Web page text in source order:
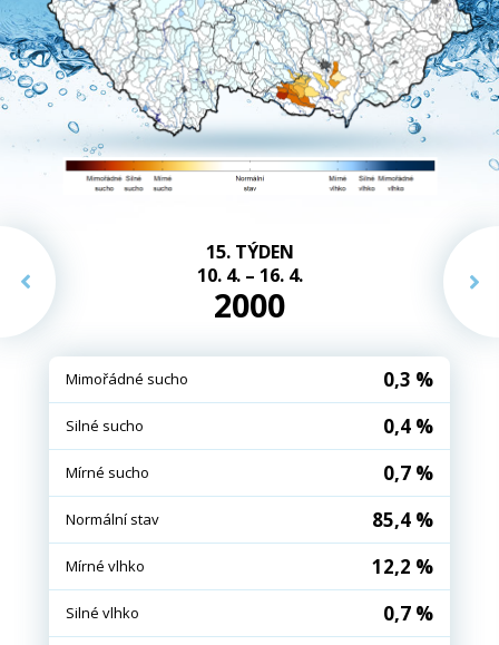
15. TÝDEN
10. 4. – 16. 4.
2000
Mimořádné sucho 0,3 %
Silné sucho 0,4 %
Mírné sucho 0,7 %
Normální stav 85,4 %
Mírné vlhko 12,2 %
Silné vlhko 0,7 %